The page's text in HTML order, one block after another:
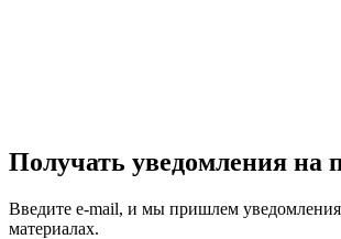
Получать уведомления на
Введите e-mail, и мы пришлем
материалах.